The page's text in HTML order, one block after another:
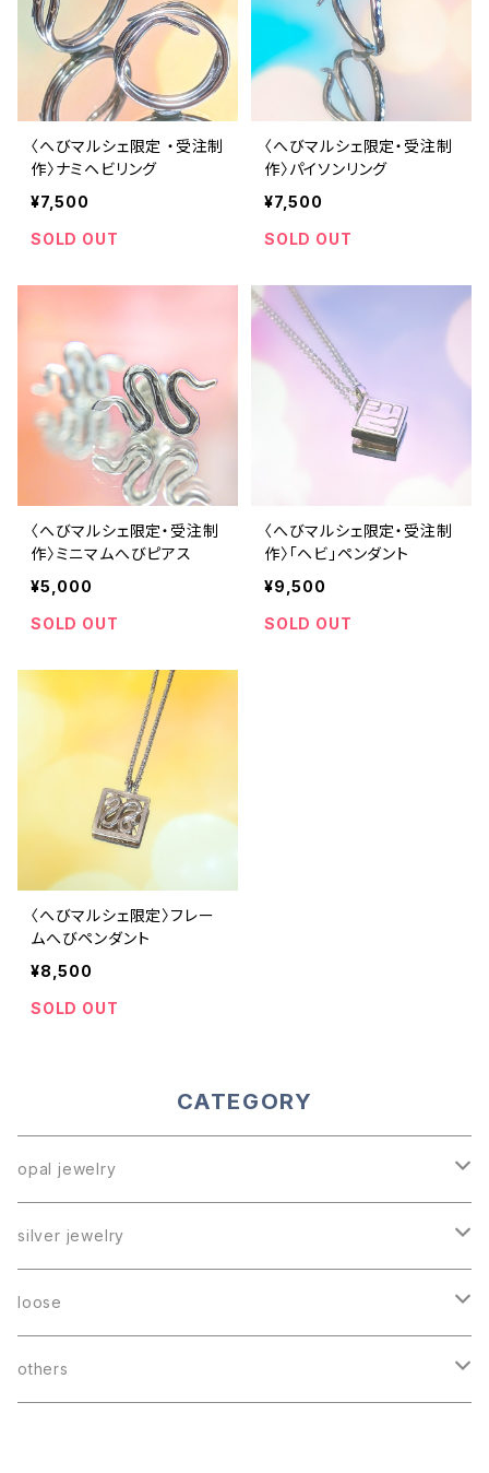
〈へびマルシェ限定 ・受注制
作〉ナミヘビリング
¥7,500
SOLD OUT
〈へびマルシェ限定・受注制
作〉パイソンリング
¥7,500
SOLD OUT
〈へびマルシェ限定・受注制
作〉ミニマムへびピアス
¥5,000
SOLD OUT
〈へびマルシェ限定・受注制
作〉「ヘビ」ペンダント
¥9,500
SOLD OUT
〈へびマルシェ限定〉フレー
ムへびペンダント
¥8,500
SOLD OUT
CATEGORY
opal jewelry
ring
necklace
earrings
silver jewelry
《reversed》
loose
black opal
others